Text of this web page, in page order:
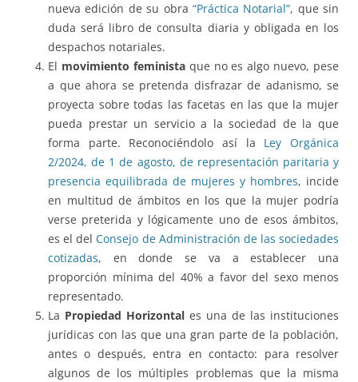
nueva edición de su obra “Práctica Notarial”, que sin
duda será libro de consulta diaria y obligada en los
despachos notariales.
El movimiento feministaque no es algo nuevo, pese
a que ahora se pretenda disfrazar de adanismo, se
proyecta sobre todas las facetas en las que la mujer
pueda prestar un servicio a la sociedad de la que
forma parte. Reconociéndolo así la Ley Orgánica
2/2024, de 1 de agosto, de representación paritaria y
presencia equilibrada de mujeres y hombres, incide
en multitud de ámbitos en los que la mujer podría
verse preterida y lógicamente uno de esos ámbitos,
es el delConsejo de Administración de las sociedades
cotizadas, en donde se va a establecer una
proporción mínima del 40% a favor del sexo menos
representado.
La Propiedad Horizontal es una de las instituciones
jurídicas con las que una gran parte de la población,
antes o después, entra en contacto: para resolver
algunos de los múltiples problemas que la misma